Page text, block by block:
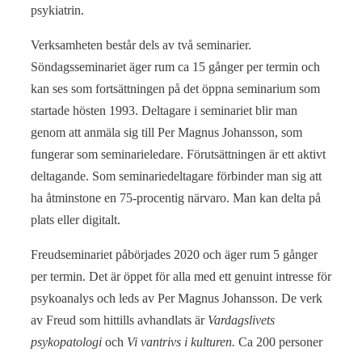
psykiatrin.
Verksamheten består dels av två seminarier.
Söndagsseminariet äger rum ca 15 gånger per termin och
kan ses som fortsättningen på det öppna seminarium som
startade hösten 1993. Deltagare i seminariet blir man
genom att anmäla sig till Per Magnus Johansson, som
fungerar som seminarieledare. Förutsättningen är ett aktivt
deltagande. Som seminariedeltagare förbinder man sig att
ha åtminstone en 75-procentig närvaro. Man kan delta på
plats eller digitalt.
Freudseminariet påbörjades 2020 och äger rum 5 gånger
per termin. Det är öppet för alla med ett genuint intresse för
psykoanalys och leds av Per Magnus Johansson. De verk
av Freud som hittills avhandlats är Vardagslivets
psykopatologi och Vi vantrivs i kulturen. Ca 200 personer